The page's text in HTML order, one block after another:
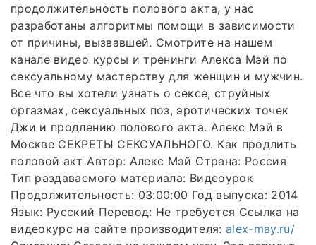
продолжительность полового акта, у нас
разработаны алгоритмы помощи в зависимости
от причины, вызвавшей. Смотрите на нашем
канале видео курсы и тренинги Алекса Мэй по
сексуальному мастерству для женщин и мужчин.
Все что вы хотели узнать о сексе, струйных
оргазмах, сексуальных поз, эротических точек
Джи и продлению полового акта. Алекс Мэй в
Москве СЕКРЕТЫ СЕКСУАЛЬНОГО. Как продлить
половой акт Автор: Алекс Мэй Страна: Россия
Тип раздаваемого материала: Видеоурок
Продолжительность: 03:00:00 Год выпуска: 2014
Язык: Русский Перевод: Не требуется Ссылка на
видеокурс на сайте производителя: alex-may.ru/